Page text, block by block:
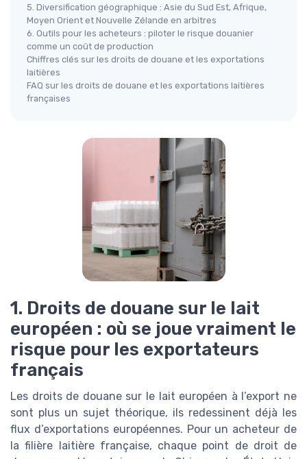
5. Diversification géographique : Asie du Sud Est, Afrique,
Moyen Orient et Nouvelle Zélande en arbitres
6. Outils pour les acheteurs : piloter le risque douanier
comme un coût de production
Chiffres clés sur les droits de douane et les exportations
laitières
FAQ sur les droits de douane et les exportations laitières
françaises
1. Droits de douane sur le lait
européen : où se joue vraiment le
risque pour les exportateurs
français
Les droits de douane sur le lait européen à l’export ne
sont plus un sujet théorique, ils redessinent déjà les
flux d’exportations européennes. Pour un acheteur de
la filière laitière française, chaque point de droit de